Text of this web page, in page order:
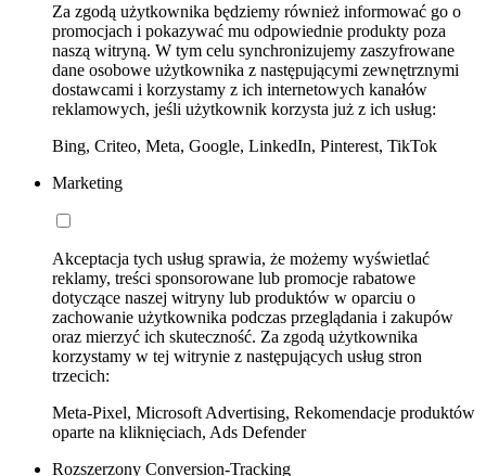
Za zgodą użytkownika będziemy również informować go o
promocjach i pokazywać mu odpowiednie produkty poza
naszą witryną. W tym celu synchronizujemy zaszyfrowane
dane osobowe użytkownika z następującymi zewnętrznymi
dostawcami i korzystamy z ich internetowych kanałów
reklamowych, jeśli użytkownik korzysta już z ich usług:
Bing, Criteo, Meta, Google, LinkedIn, Pinterest, TikTok
Marketing
Akceptacja tych usług sprawia, że możemy wyświetlać
reklamy, treści sponsorowane lub promocje rabatowe
dotyczące naszej witryny lub produktów w oparciu o
zachowanie użytkownika podczas przeglądania i zakupów
oraz mierzyć ich skuteczność. Za zgodą użytkownika
korzystamy w tej witrynie z następujących usług stron
trzecich:
Meta-Pixel, Microsoft Advertising, Rekomendacje produktów
oparte na kliknięciach, Ads Defender
Rozszerzony Conversion-Tracking